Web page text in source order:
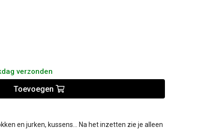
verzonden
Toevoegen
en jurken, kussens... Na het inzetten zie je alleen